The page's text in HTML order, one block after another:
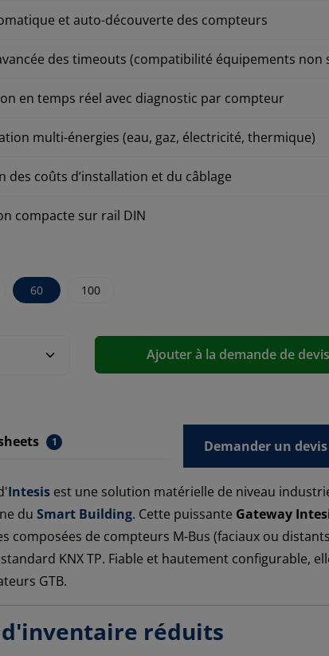
et auto-découverte des compteurs
des timeouts (compatibilité équipements non
en temps réel avec diagnostic par compteur
multi-énergies (eau, gaz, électricité, thermique)
des coûts d’installation et du câblage
compacte sur rail DIN
60 100
Ajouter à la demande de devis
1 Demander un
Intesis est une solution matérielle de niveau
du Smart Building. Cette puissante Gateway
de compteurs M-Bus (faciaux ou
KNX TP. Fiable et hautement configurable,
GTB.
réduits